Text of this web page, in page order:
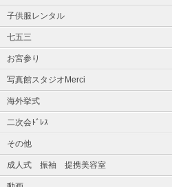
子供服レンタル
七五三
お宮参り
写真館スタジオMerci
海外挙式
二次会ﾄﾞﾚｽ
その他
成人式 振袖 提携美容室